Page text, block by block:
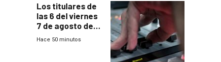
Los titulares de
las 6 del viernes
7 de agosto de
2026
Hace 50 minutos